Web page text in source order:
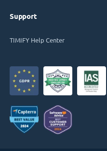
Support
TIMIFY Help Center